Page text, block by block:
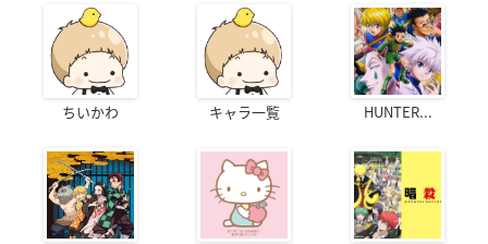
ちいかわ キャラ一覧 HUNTER...